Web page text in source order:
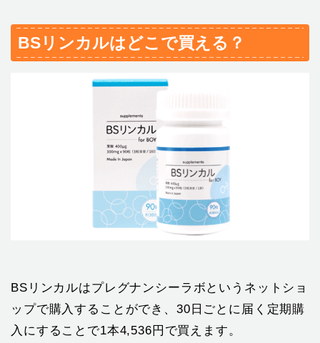
BSリンカルはどこで買える？
BSリンカルはプレグナンシーラボというネットショ
ップで購入することができ、30日ごとに届く定期購
入にすることで1本4,536円で買えます。